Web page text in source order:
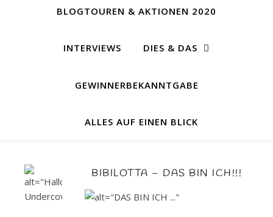
BLOGTOUREN & AKTIONEN 2020
INTERVIEWS DIES & DAS
GEWINNERBEKANNTGABE
ALLES AUF EINEN BLICK
BIBILOTTA – DAS BIN ICH!!!